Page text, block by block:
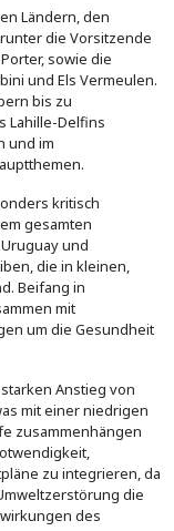
Ländern, den
die Vorsitzende
sowie die
und Els Vermeulen.
bis zu
Lahille-Delfins
und im
kritisch
gesamten
und
die in kleinen,
Beifang in
mit
um die Gesundheit
Anstieg von
mit einer niedrigen
zusammenhängen
zu integrieren, da
die
des